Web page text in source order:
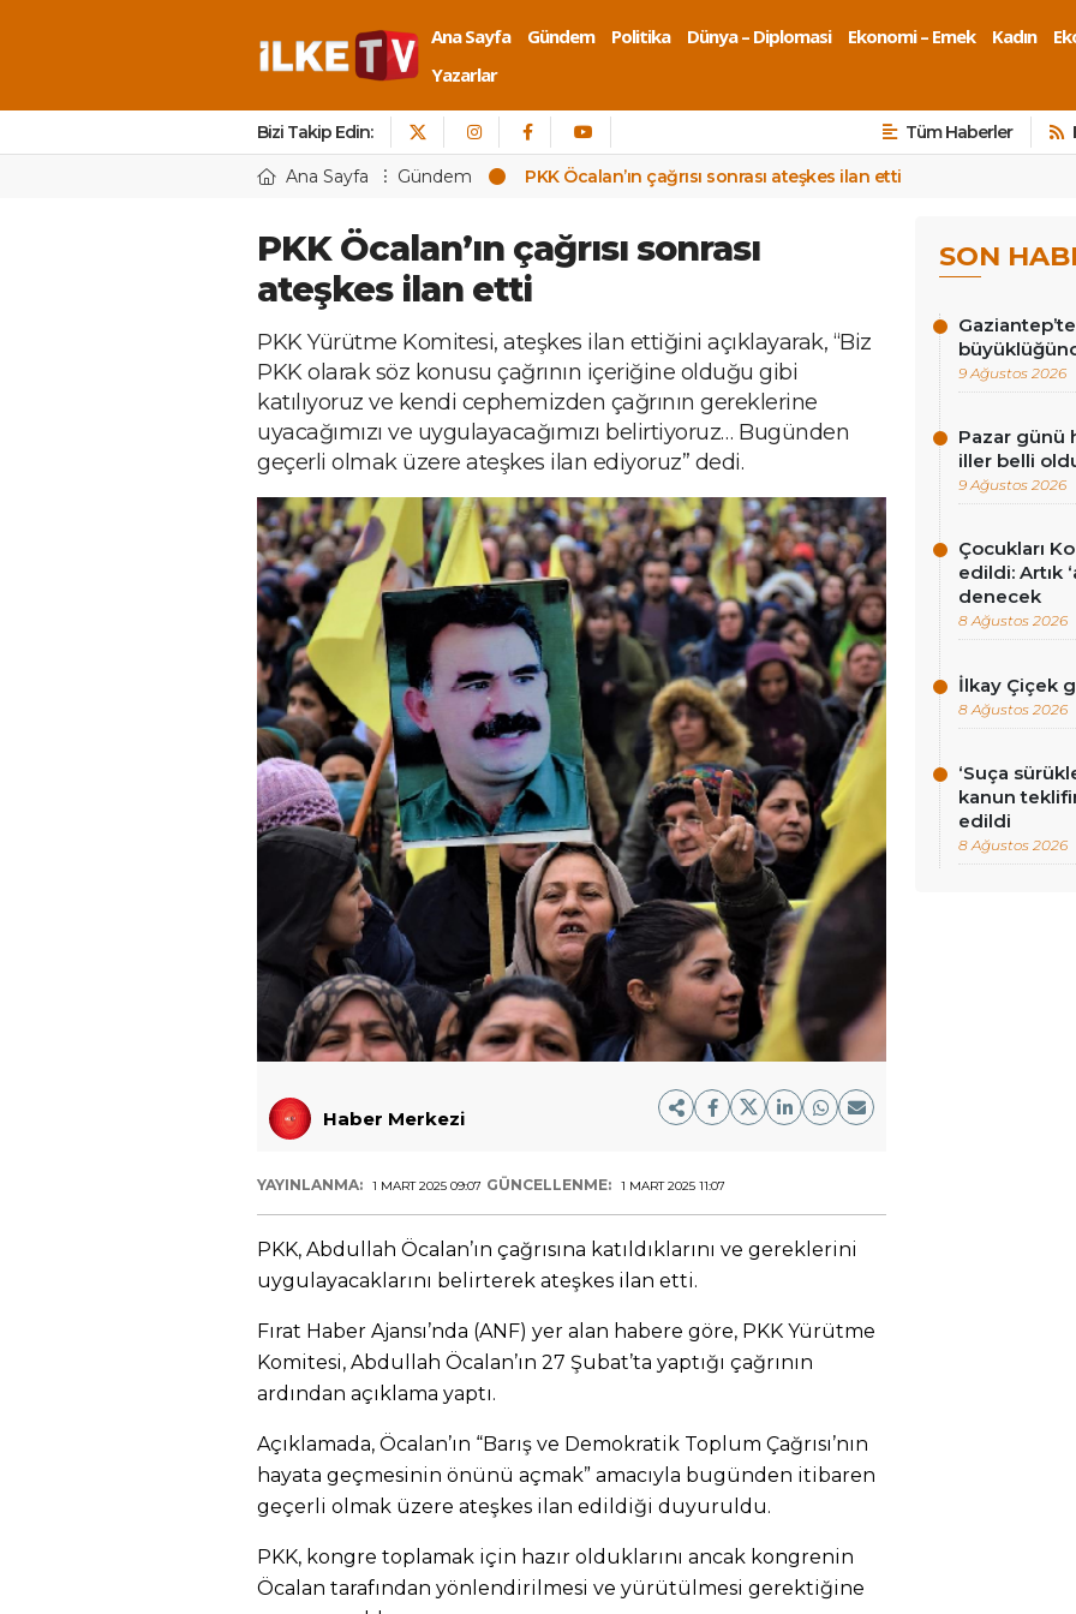
Ana Sayfa Gündem Politika Dünya – Diplomasi Ekonomi – Emek Kadın
Yazarlar
Bizi Takip Edin: Tüm Haberler
Ana Sayfa Gündem PKK Öcalan’ın çağrısı sonrası ateşkes ilan etti
PKK Öcalan’ın çağrısı sonrası
ateşkes ilan etti
PKK Yürütme Komitesi, ateşkes ilan ettiğini açıklayarak, “Biz
PKK olarak söz konusu çağrının içeriğine olduğu gibi
katılıyoruz ve kendi cephemizden çağrının gereklerine
uyacağımızı ve uygulayacağımızı belirtiyoruz… Bugünden
geçerli olmak üzere ateşkes ilan ediyoruz” dedi.
Haber Merkezi
YAYINLANMA: 1 MART 2025 09:07 GÜNCELLENME: 1 MART 2025 11:07
PKK, Abdullah Öcalan’ın çağrısına katıldıklarını ve gereklerini
uygulayacaklarını belirterek ateşkes ilan etti.
Fırat Haber Ajansı’nda (ANF) yer alan habere göre, PKK Yürütme
Komitesi, Abdullah Öcalan’ın 27 Şubat’ta yaptığı çağrının
ardından açıklama yaptı.
Açıklamada, Öcalan’ın “Barış ve Demokratik Toplum Çağrısı’nın
hayata geçmesinin önünü açmak” amacıyla bugünden itibaren
geçerli olmak üzere ateşkes ilan edildiği duyuruldu.
PKK, kongre toplamak için hazır olduklarını ancak kongrenin
Öcalan tarafından yönlendirilmesi ve yürütülmesi gerektiğine
SON
9 Ağustos 2026
Pazar günü
iller belli
9 Ağustos 2026
Çocukları
edildi: Artık
denecek
8 Ağustos 2026
İlkay Çiçek
8 Ağustos 2026
‘Suça
kanun
edildi
8 Ağustos 2026